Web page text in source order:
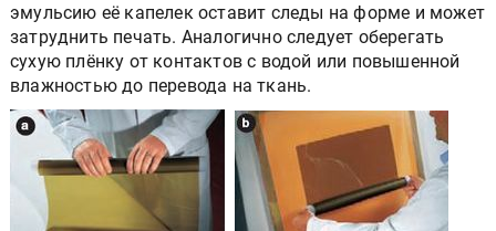
эмульсию её капелек оставит следы на форме и может
затруднить печать. Аналогично следует оберегать
сухую плёнку от контактов с водой или повышенной
влажностью до перевода на ткань.